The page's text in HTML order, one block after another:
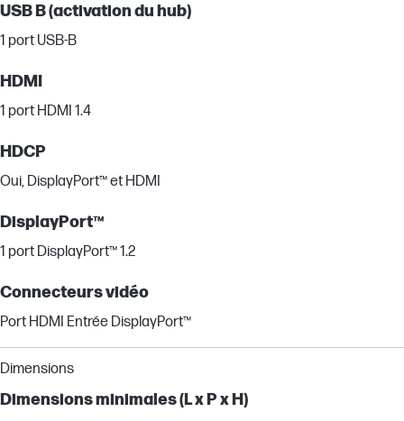
USB B (activation du hub)
1 port USB-B
HDMI
1 port HDMI 1.4
HDCP
Oui, DisplayPort™ et HDMI
DisplayPort™
1 port DisplayPort™ 1.2
Connecteurs vidéo
Port HDMI Entrée DisplayPort™
Dimensions
Dimensions minimales (L x P x H)